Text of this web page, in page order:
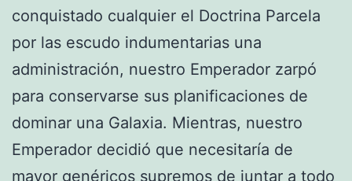
conquistado cualquier el Doctrina Parcela
por las escudo indumentarias una
administración, nuestro Emperador zarpó
para conservarse sus planificaciones de
dominar una Galaxia. Mientras, nuestro
Emperador decidió que necesitaría de
mayor genéricos supremos de juntar a todo